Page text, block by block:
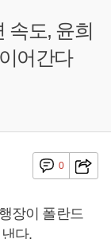
속도, 윤희
어간다
0
장이 폴란드
다.